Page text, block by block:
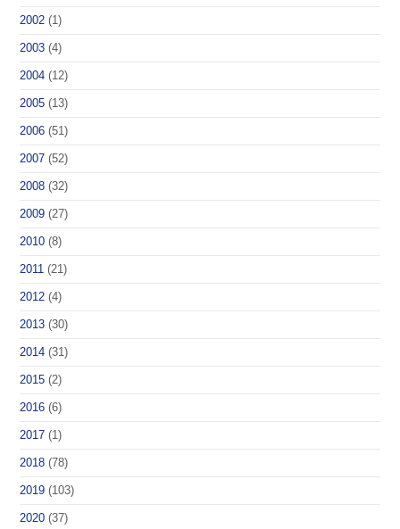
2002 (1)
2003 (4)
2004 (12)
2005 (13)
2006 (51)
2007 (52)
2008 (32)
2009 (27)
2010 (8)
2011 (21)
2012 (4)
2013 (30)
2014 (31)
2015 (2)
2016 (6)
2017 (1)
2018 (78)
2019 (103)
2020 (37)